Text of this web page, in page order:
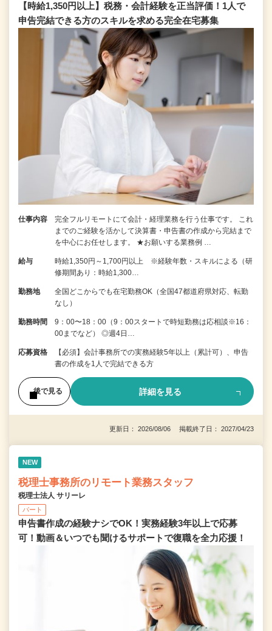
【時給1,350円以上】税務・会計経験を正当評価！1⼈で
申告完結できる⽅のスキルを求める完全在宅募集
仕事内容
完全フルリモートにて会計・経理業務を行う仕事です。 これ
までのご経験を活かして決算書・申告書の作成から完結まで
を中⼼にお任せします。 ★お願いする業務例 …
給与
時給1,350円～1,700円以上 ※経験年数・スキルによる（研
修期間あり：時給1,300…
勤務地
全国どこからでも在宅勤務OK（全国47都道府県対応、転勤
なし）
勤務時間
9：00〜18：00（9：00スタートで時短勤務は応相談※16：
00までなど） ◎週4日…
応募資格
【必須】会計事務所での実務経験5年以上（累計可）、申告
書の作成を1人で完結できる方
後で見る 詳細を見る
更新日： 2026/08/06 掲載終了日： 2027/04/23
NEW
税理士事務所のリモート業務スタッフ
税理士法人 サリーレ
パート
申告書作成の経験ナシでOK！実務経験3年以上で応募
可！動画＆いつでも聞けるサポートで復職を全⼒応援！